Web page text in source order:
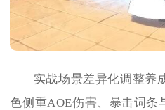
实战场景差异化调整养
色侧重AOE伤害、暴击词条